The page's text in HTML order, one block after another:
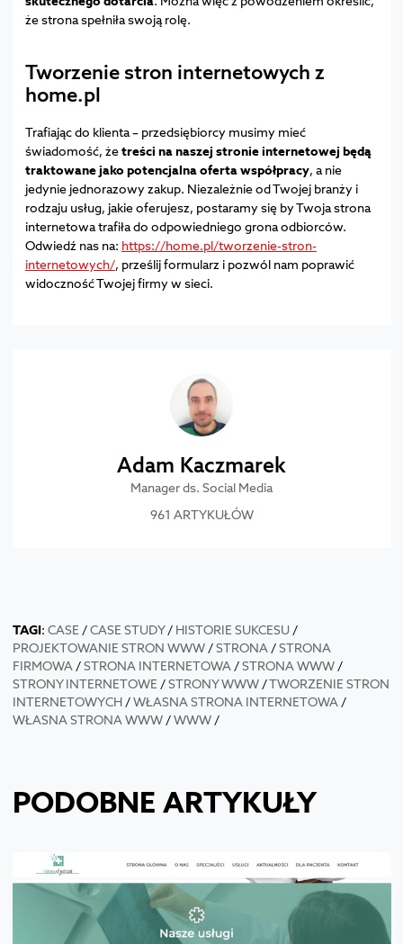
że strona spełniła swoją rolę.
Tworzenie stron internetowych z
home.pl
Trafiając do klienta – przedsiębiorcy musimy mieć
świadomość, żetreści na naszej stronie internetowej będą
traktowane jako potencjalna oferta współpracy, a nie
jedynie jednorazowy zakup. Niezależnie od Twojej branży i
rodzaju usług, jakie oferujesz, postaramy się by Twoja strona
internetowa trafiła do odpowiedniego grona odbiorców.
Odwiedź nas na: https://home.pl/tworzenie-stron-
internetowych/, prześlij formularz i pozwól nam poprawić
widoczność Twojej firmy w sieci.
Adam Kaczmarek
Manager ds. Social Media
961 ARTYKUŁÓW
TAGI: CASE /CASE STUDY/ HISTORIE SUKCESU/
PROJEKTOWANIE STRON WWW/STRONA/STRONA
FIRMOWA/STRONA INTERNETOWA/STRONA WWW/
STRONY INTERNETOWE /STRONY WWW/TWORZENIE STRON
INTERNETOWYCH/WŁASNA STRONA INTERNETOWA/
WŁASNA STRONA WWW/WWW/
PODOBNE ARTYKUŁY